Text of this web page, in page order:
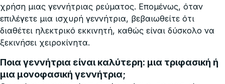
χρήση μιας γεννήτριας ρεύματος. Επομένως, όταν
επιλέγετε μια ισχυρή γεννήτρια, βεβαιωθείτε ότι
διαθέτει ηλεκτρικό εκκινητή, καθώς είναι δύσκολο να
ξεκινήσει χειροκίνητα.
Ποια γεννήτρια είναι καλύτερη: μια τριφασική ή
μια μονοφασική γεννήτρια;